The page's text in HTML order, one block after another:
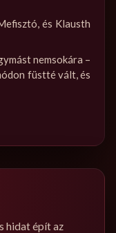
és Klausth
nemsokára –
füstté vált, és
hidat épít az